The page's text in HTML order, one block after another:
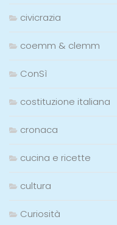
civicrazia
coemm & clemm
ConSì
costituzione italiana
cronaca
cucina e ricette
cultura
Curiosità